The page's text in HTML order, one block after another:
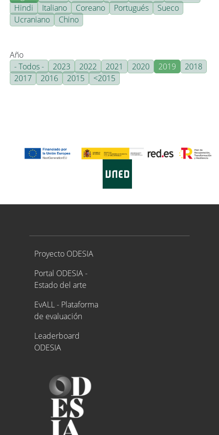
Hindi
Italiano Coreano Portugués
Sueco
Ucraniano
Chino
Año
- Todos -
2023 2022 2021 2020 2019
2018
2017
2016 2015 <2015
Proyecto ODESIA
Proyecto ODESIA
Portal ODESIA -
Estado del arte
EvALL - Plataforma
de evaluación
Leaderboard
ODESIA